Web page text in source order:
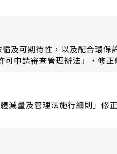
及可期待性，以及配合環保
申請審查管理辦法」，修
減量及管理法施行細則」修